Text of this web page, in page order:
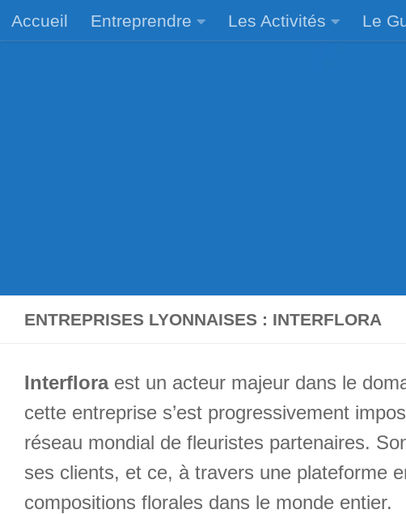
Skip to content
Accueil Entreprendre Les Activités Le
ENTREPRISES LYONNAISES : INTERFLORA
Interfloraest un acteur majeur dans le
cette entreprise s’est progressivement
réseau mondial de fleuristes partenaires.
ses clients, et ce, à travers une plateforme
compositions florales dans le monde entier.